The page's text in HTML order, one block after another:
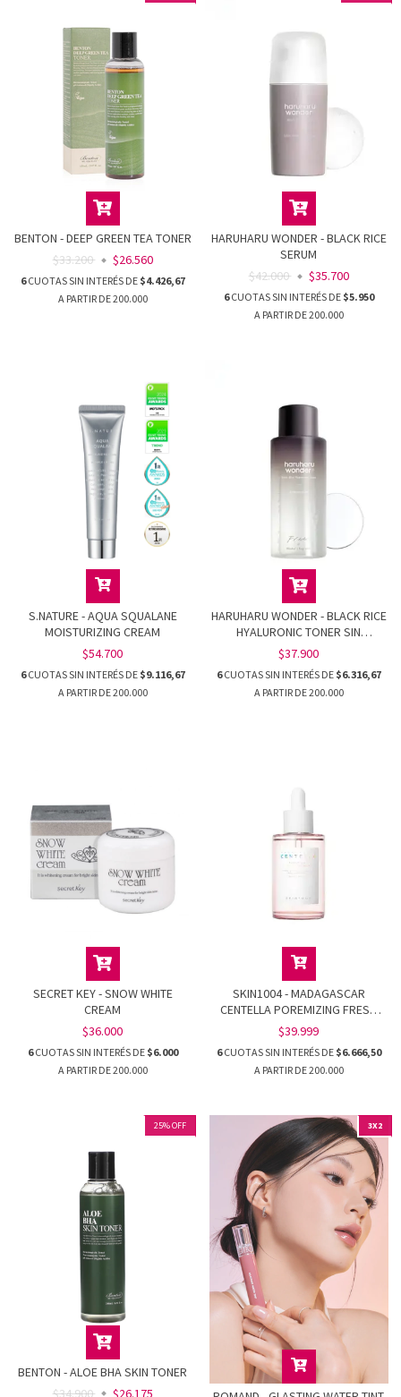
BENTON - DEEP GREEN TEA TONER
$33.200
$26.560
6CUOTAS SIN INTERÉS DE $4.426,67
HARUHARU WONDER - BLACK RICE
SERUM
$42.000
$35.700
6CUOTAS SIN INTERÉS DE $5.950
S.NATURE - AQUA SQUALANE
MOISTURIZING CREAM
$54.700
6CUOTAS SIN INTERÉS DE $9.116,67
HARUHARU WONDER - BLACK RICE
HYALURONIC TONER SIN
FRAGANCIA
$37.900
6CUOTAS SIN INTERÉS DE $6.316,67
SECRET KEY - SNOW WHITE
CREAM
$36.000
6CUOTAS SIN INTERÉS DE $6.000
SKIN1004 - MADAGASCAR
CENTELLA POREMIZING FRESH
AMPOULE
$39.999
6CUOTAS SIN INTERÉS DE $6.666,50
25%OFF
BENTON - ALOE BHA SKIN TONER
$34.900
$26.175
3X2